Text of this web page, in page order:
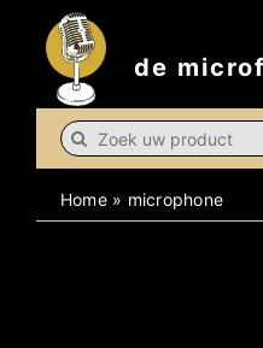
content
de
Search
for:
Home» microphone